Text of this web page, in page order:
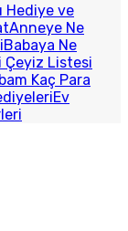
Hediye ve
Anneye Ne
Babaya Ne
Çeyiz Listesi
Kaç Para
Ev